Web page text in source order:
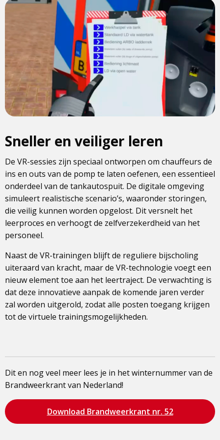
Sneller en veiliger leren
De VR-sessies zijn speciaal ontworpen om chauffeurs de
ins en outs van de pomp te laten oefenen, een essentieel
onderdeel van de tankautospuit. De digitale omgeving
simuleert realistische scenario’s, waaronder storingen,
die veilig kunnen worden opgelost. Dit versnelt het
leerproces en verhoogt de zelfverzekerdheid van het
personeel.
Naast de VR-trainingen blijft de reguliere bijscholing
uiteraard van kracht, maar de VR-technologie voegt een
nieuw element toe aan het leertraject. De verwachting is
dat deze innovatieve aanpak de komende jaren verder
zal worden uitgerold, zodat alle posten toegang krijgen
tot de virtuele trainingsmogelijkheden.
Dit en nog veel meer lees je in het winternummer van de
Brandweerkrant van Nederland!
Bezoek
de
Download Brandweerkrant nr. 52